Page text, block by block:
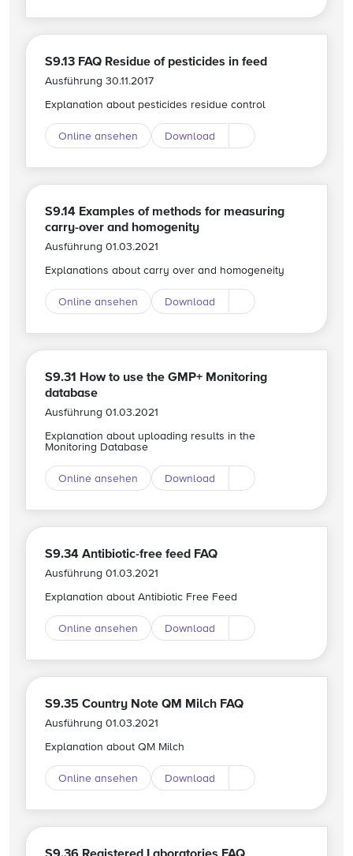
S9.13 FAQ Residue of pesticides in feed
Ausführung 30.11.2017
Explanation about pesticides residue control
Online ansehen Download
Download andere
S9.14 Examples of methods for measuring
carry-over and homogenity
Ausführung 01.03.2021
Explanations about carry over and homogeneity
Online ansehen Download
Download andere
S9.31 How to use the GMP+ Monitoring
database
Ausführung 01.03.2021
Explanation about uploading results in the
Monitoring Database
Online ansehen Download
Download andere
S9.34 Antibiotic-free feed FAQ
Ausführung 01.03.2021
Explanation about Antibiotic Free Feed
Online ansehen Download
Download andere
S9.35 Country Note QM Milch FAQ
Ausführung 01.03.2021
Explanation about QM Milch
Online ansehen Download
Download andere